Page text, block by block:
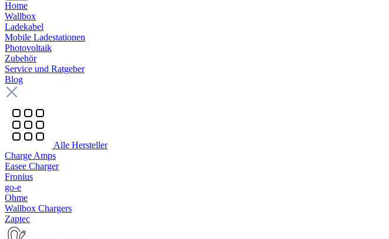
Home
Wallbox
Ladekabel
Mobile Ladestationen
Photovoltaik
Zubehör
Service und Ratgeber
Blog
Alle Hersteller
Charge Amps
Easee Charger
Fronius
go-e
Ohme
Wallbox Chargers
Zaptec